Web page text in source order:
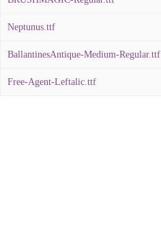
Neptunus.ttf
BallantinesAntique-Medium-Regular.ttf
Free-Agent-Leftalic.ttf